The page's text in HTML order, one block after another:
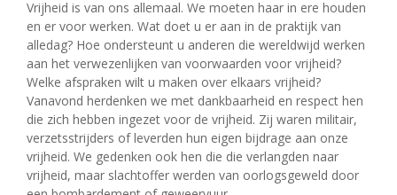
Vrijheid is van ons allemaal. We moeten haar in ere houden
en er voor werken. Wat doet u er aan in de praktijk van
alledag? Hoe ondersteunt u anderen die wereldwijd werken
aan het verwezenlijken van voorwaarden voor vrijheid?
Welke afspraken wilt u maken over elkaars vrijheid?
Vanavond herdenken we met dankbaarheid en respect hen
die zich hebben ingezet voor de vrijheid. Zij waren militair,
verzetsstrijders of leverden hun eigen bijdrage aan onze
vrijheid. We gedenken ook hen die die verlangden naar
vrijheid, maar slachtoffer werden van oorlogsgeweld door